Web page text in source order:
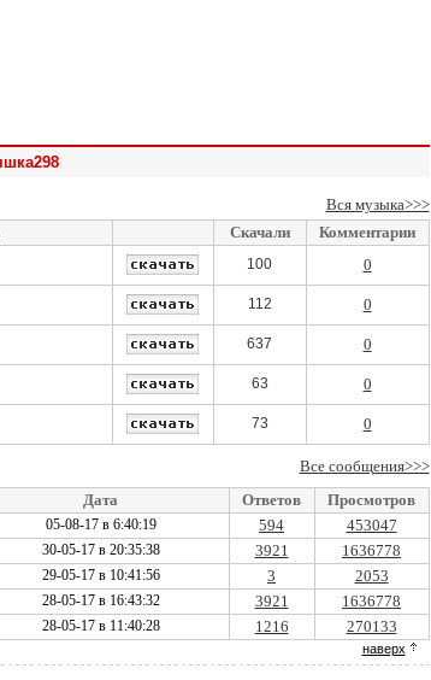
Вся музыка>>>
Скачали
Комментарии
100 0
112 0
637 0
63 0
73 0
Все сообщения>>>
Дата Ответов Просмотров
05-08-17 в 6:40:19 594 453047
30-05-17 в 20:35:38 3921 1636778
29-05-17 в 10:41:56 3 2053
28-05-17 в 16:43:32 3921 1636778
28-05-17 в 11:40:28 1216 270133
наверх